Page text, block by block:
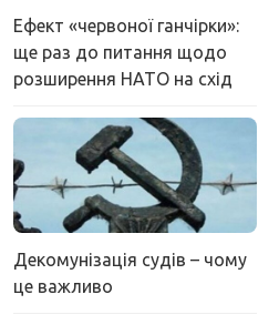
Ефект «червоної ганчірки»:
ще раз до питання щодо
розширення НАТО на схід
Декомунізація судів – чому
це важливо